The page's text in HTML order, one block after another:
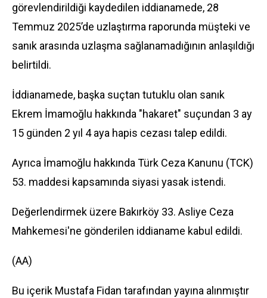
görevlendirildiği kaydedilen iddianamede, 28
Temmuz 2025’de uzlaştırma raporunda müşteki ve
sanık arasında uzlaşma sağlanamadığının anlaşıldığı
belirtildi.
İddianamede, başka suçtan tutuklu olan sanık
Ekrem İmamoğlu hakkında "hakaret" suçundan 3 ay
15 günden 2 yıl 4 aya hapis cezası talep edildi.
Ayrıca İmamoğlu hakkında Türk Ceza Kanunu (TCK)
53. maddesi kapsamında siyasi yasak istendi.
Değerlendirmek üzere Bakırköy 33. Asliye Ceza
Mahkemesi'ne gönderilen iddianame kabul edildi.
(AA)
Bu içerik Mustafa Fidan tarafından yayına alınmıştır